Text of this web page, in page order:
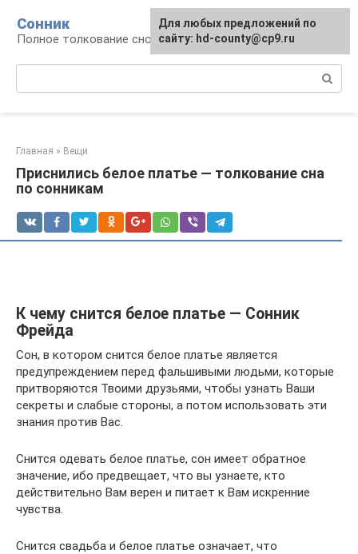
контенту
Сонник
Полное толкование снов
Главная » Вещи
Приснились белое платье — толкование сна
по сонникам
К чему снится белое платье — Сонник
Фрейда
Сон, в котором снится белое платье является
предупреждением перед фальшивыми людьми, которые
притворяются Твоими друзьями, чтобы узнать Ваши
секреты и слабые стороны, а потом использовать эти
знания против Вас.
Снится одевать белое платье, сон имеет обратное
значение, ибо предвещает, что вы узнаете, кто
действительно Вам верен и питает к Вам искренние
чувства.
Снится свадьба и белое платье означает, что
Для любых предложений по
сайту: hd-county@cp9.ru